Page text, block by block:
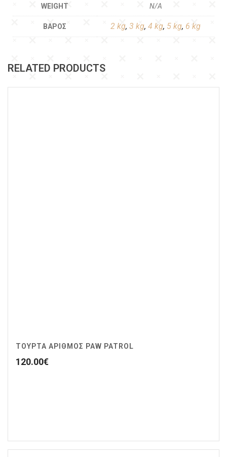
WEIGHT N/A
ΒΆΡΟΣ 2 kg, 3 kg, 4 kg, 5 kg, 6 kg
RELATED PRODUCTS
ΤΟΥΡΤΑ ΑΡΙΘΜΟΣ PAW PATROL
120.00€